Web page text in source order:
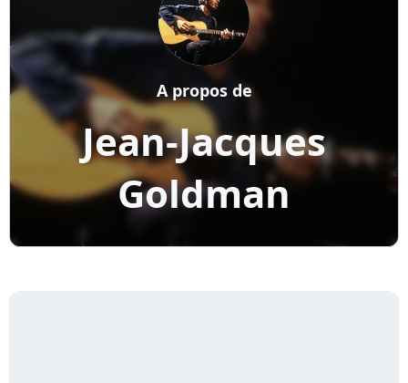
Jean-Jacques
Goldman
A propos de